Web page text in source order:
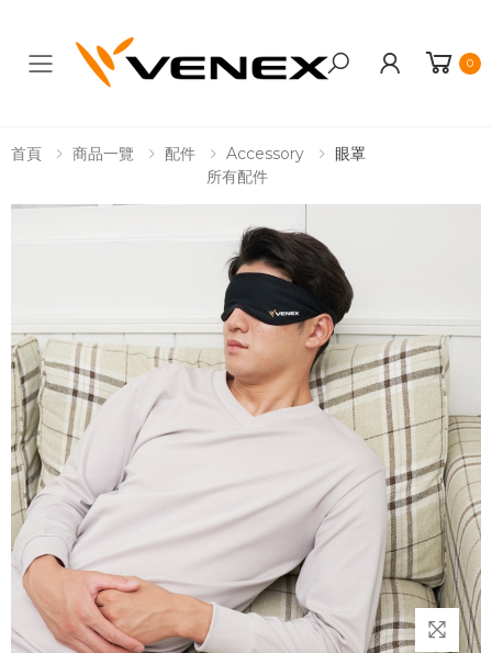
Toggle mobile menu 0
首頁 商品一覽 配件
Accessory
所有配件
眼罩